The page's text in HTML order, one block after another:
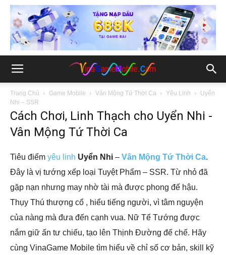
Trang Chủ Game Mobile Vân Mộng Tứ Thời Ca Yêu Linh
Uyển
Nhi – SSR
Cách Chơi, Linh Thạch cho Uyển Nhi -
Vân Mộng Tứ Thời Ca
Tiêu điểm yêu linh Uyển Nhi – Vân Mộng Tứ Thời Ca.
Đây là vị tướng xếp loại Tuyệt Phẩm – SSR. Từ nhỏ đã
gặp nạn nhưng may nhờ tài mà được phong đế hậu.
Thụy Thú thượng cổ , hiểu tiếng người, vì tâm nguyện
của nàng mà đưa đến cạnh vua. Nữ Tể Tướng được
nắm giữ ấn tư chiếu, tạo lên Thịnh Đường đế chế. Hãy
cùng VinaGame Mobile tìm hiểu về chỉ số cơ bản, skill kỹ